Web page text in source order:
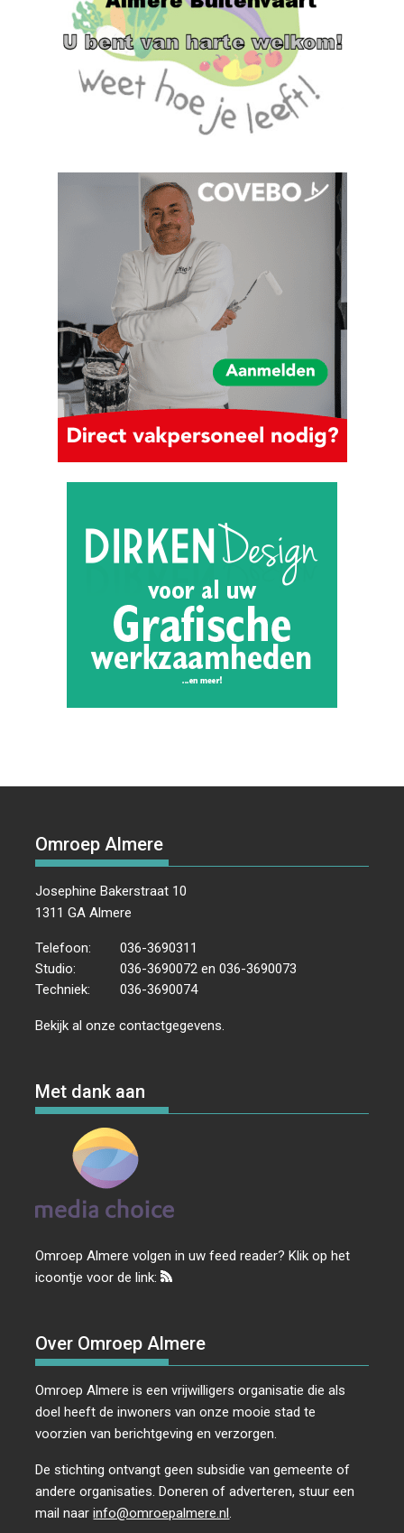
Omroep Almere
Josephine Bakerstraat 10
1311 GA Almere
Telefoon:
036-3690311
Studio:
036-3690072 en 036-3690073
Techniek:
036-3690074
Bekijk al onzecontactgegevens
Met dank aan
Omroep Almere volgen in uw feed reader? Klik op het
icoontje voor de link:
Over Omroep Almere
Omroep Almere is een vrijwilligers organisatie die als
doel heeft de inwoners van onze mooie stad te
voorzien van berichtgeving en verzorgen.
De stichting ontvangt geen subsidie van gemeente of
andere organisaties. Doneren of adverteren, stuur een
mail naarinfo@omroepalmere.nl.